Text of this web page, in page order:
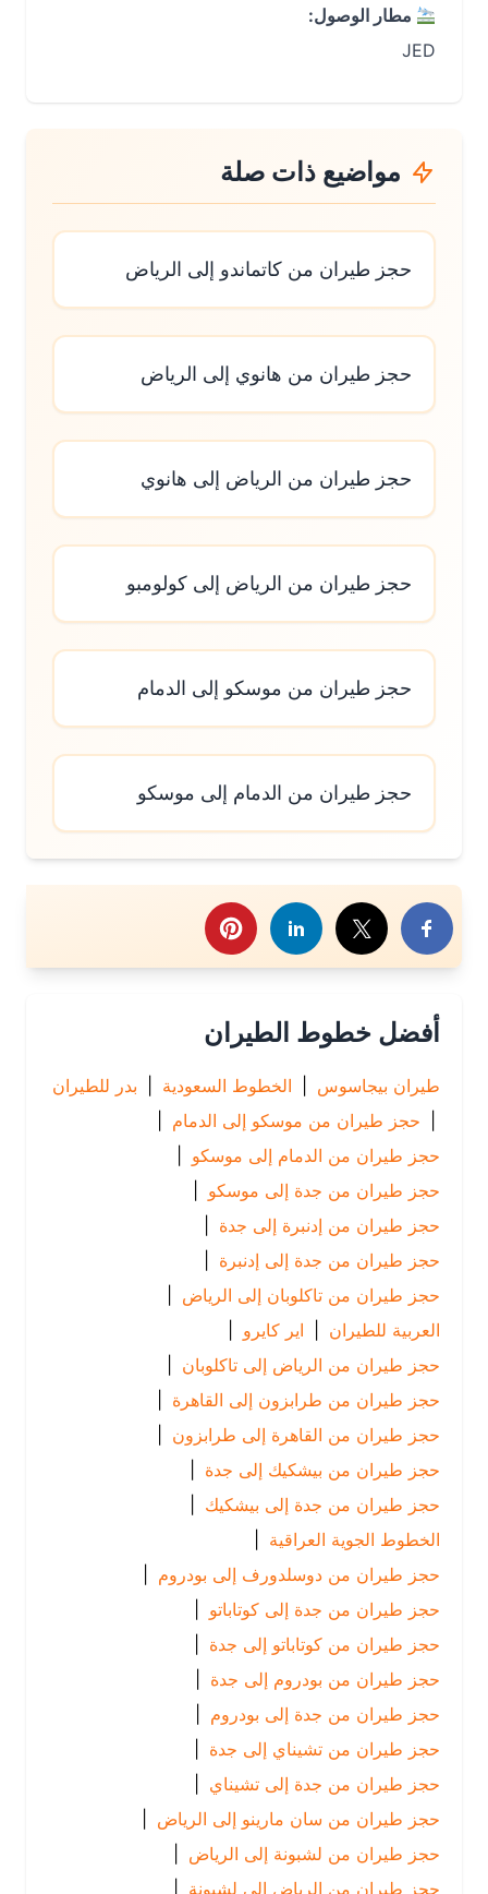
مطار الوصول:
مواضيع ذات صلة
حجز طيران من كاتماندو إلى الرياض
حجز طيران من هانوي إلى الرياض
حجز طيران من الرياض إلى هانوي
حجز طيران من الرياض إلى كولومبو
حجز طيران من موسكو إلى الدمام
حجز طيران من الدمام إلى موسكو
هذا الموضوع
أفضل خطوط الطيران
طيران بيجاسوس | الخطوط السعودية | بدر للطيران
حجز طيران من موسكو إلى الدمام
|
حجز طيران من الدمام إلى موسكو |
حجز طيران من جدة إلى موسكو |
حجز طيران من إدنبرة إلى جدة
حجز طيران من جدة إلى إدنبرة |
حجز طيران من تاكلوبان إلى الرياض
|
العربية للطيران | اير كايرو
|
حجز طيران من الرياض إلى تاكلوبان |
حجز طيران من طرابزون إلى القاهرة |
حجز طيران من القاهرة إلى طرابزون |
حجز طيران من بيشكيك إلى جدة
حجز طيران من جدة إلى بيشكيك |
الخطوط الجوية العراقية
حجز طيران من دوسلدورف إلى بودروم |
حجز طيران من جدة إلى كوتاباتو |
حجز طيران من كوتاباتو إلى جدة
حجز طيران من بودروم إلى جدة
حجز طيران من جدة إلى بودروم |
حجز طيران من تشيناي إلى جدة
حجز طيران من جدة إلى تشيناي |
حجز طيران من سان مارينو إلى الرياض
|
حجز طيران من لشبونة إلى الرياض
|
حجز طيران من الرياض إلى لشبونة |